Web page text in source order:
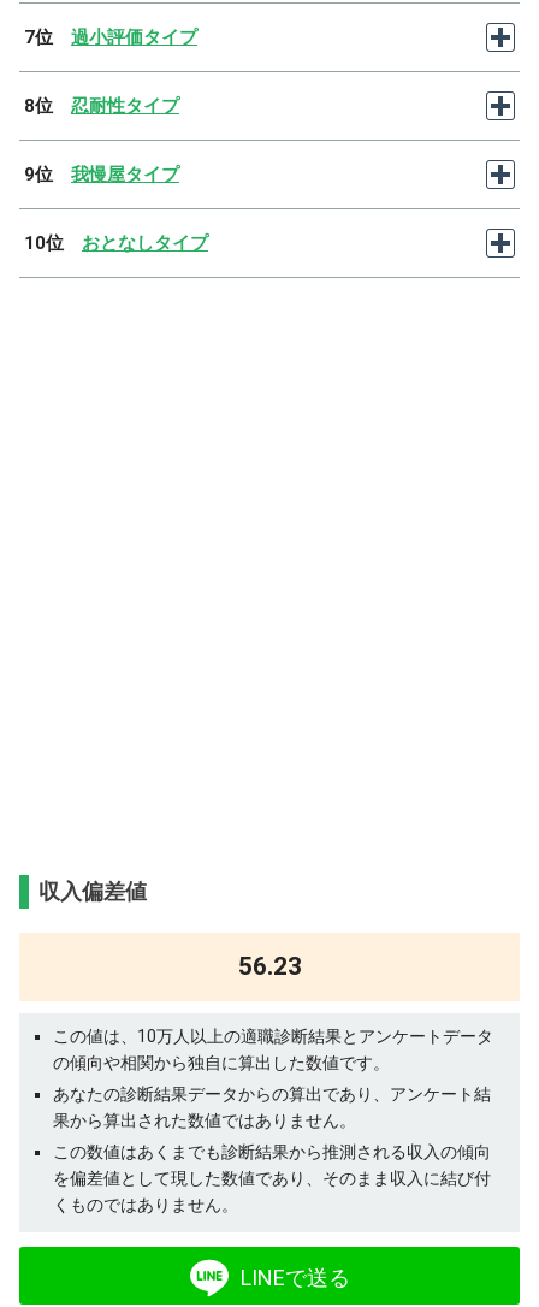
7位 過小評価タイプ
8位 忍耐性タイプ
9位 我慢屋タイプ
10位 おとなしタイプ
収入偏差値
56.23
この値は、10万人以上の適職診断結果とアンケートデータ
の傾向や相関から独自に算出した数値です。
あなたの診断結果データからの算出であり、アンケート結
果から算出された数値ではありません。
この数値はあくまでも診断結果から推測される収入の傾向
を偏差値として現した数値であり、そのまま収入に結び付
くものではありません。
LINEで送る